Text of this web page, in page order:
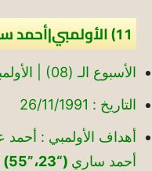
11) الأولمبي|أحمد ساري
الأسبوع الـ (08) | الأولمبي (5-0) القناة
التاريخ : 26/11/1991
أحمد ساري (“23،”55)